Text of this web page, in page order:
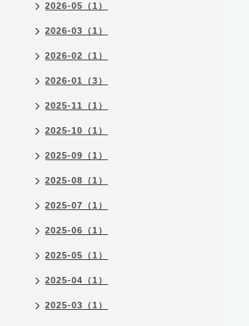
2026-05（1）
2026-03（1）
2026-02（1）
2026-01（3）
2025-11（1）
2025-10（1）
2025-09（1）
2025-08（1）
2025-07（1）
2025-06（1）
2025-05（1）
2025-04（1）
2025-03（1）